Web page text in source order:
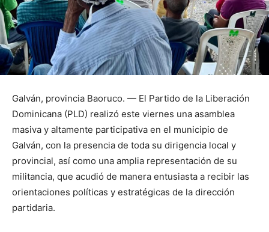
Galván, provincia Baoruco. — El Partido de la Liberación
Dominicana (PLD) realizó este viernes una asamblea
masiva y altamente participativa en el municipio de
Galván, con la presencia de toda su dirigencia local y
provincial, así como una amplia representación de su
militancia, que acudió de manera entusiasta a recibir las
orientaciones políticas y estratégicas de la dirección
partidaria.